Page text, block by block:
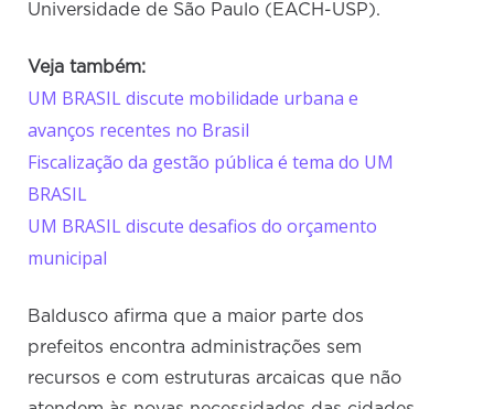
Universidade de São Paulo (EACH-USP).
Veja também:
UM BRASIL discute mobilidade urbana e
avanços recentes no Brasil
Fiscalização da gestão pública é tema do UM
BRASIL
UM BRASIL discute desafios do orçamento
municipal
Baldusco afirma que a maior parte dos
prefeitos encontra administrações sem
recursos e com estruturas arcaicas que não